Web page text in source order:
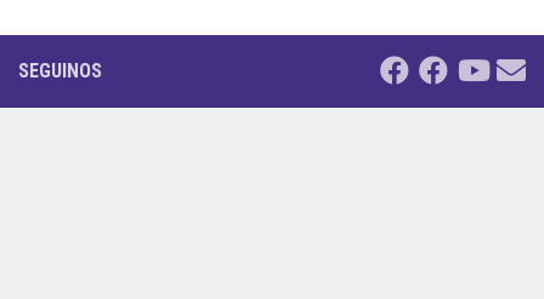
SEGUINOS